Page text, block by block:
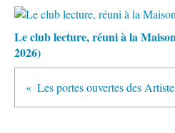
Le club lecture, réuni à la
2026)